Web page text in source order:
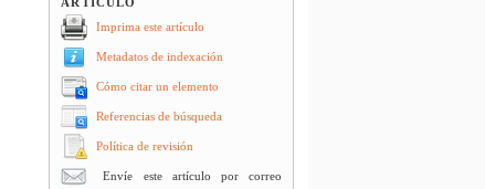
Imprima este artículo
Metadatos de indexación
Cómo citar un elemento
Referencias de búsqueda
Política de revisión
Envíe este artículo por correo